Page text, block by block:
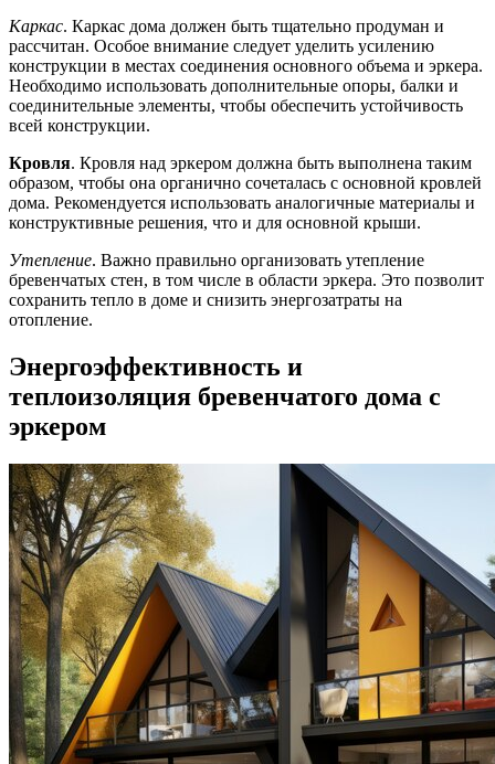
Каркас. Каркас дома должен быть тщательно продуман и
рассчитан. Особое внимание следует уделить усилению
конструкции в местах соединения основного объема и эркера.
Необходимо использовать дополнительные опоры, балки и
соединительные элементы, чтобы обеспечить устойчивость
всей конструкции.
Кровля. Кровля над эркером должна быть выполнена таким
образом, чтобы она органично сочеталась с основной кровлей
дома. Рекомендуется использовать аналогичные материалы и
конструктивные решения, что и для основной крыши.
Утепление. Важно правильно организовать утепление
бревенчатых стен, в том числе в области эркера. Это позволит
сохранить тепло в доме и снизить энергозатраты на
отопление.
Энергоэффективность и
теплоизоляция бревенчатого дома с
эркером